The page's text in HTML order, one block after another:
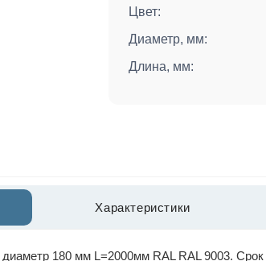
Цвет:
Диаметр, мм:
Длина, мм:
Характеристики
180 мм L=2000мм RAL RAL 9003.